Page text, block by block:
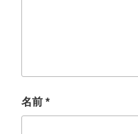
名前 *